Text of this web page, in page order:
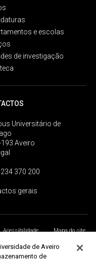
e escolas
de investigação
Universitário de
Aveiro
370 200
gerais
Acessibilidade
Mapa do site
de Aveiro
de